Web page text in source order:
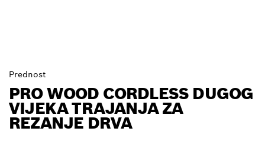
Prednost
PRO WOOD CORDLESS DUGOG
VIJEKA TRAJANJA ZA
REZANJE DRVA